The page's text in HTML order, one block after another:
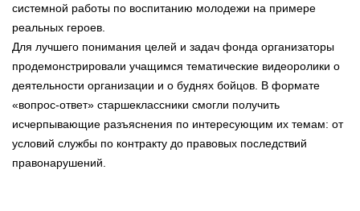
системной работы по воспитанию молодежи на примере
реальных героев.
Для лучшего понимания целей и задач фонда организаторы
продемонстрировали учащимся тематические видеоролики о
деятельности организации и о буднях бойцов. В формате
«вопрос-ответ» старшеклассники смогли получить
исчерпывающие разъяснения по интересующим их темам: от
условий службы по контракту до правовых последствий
правонарушений.